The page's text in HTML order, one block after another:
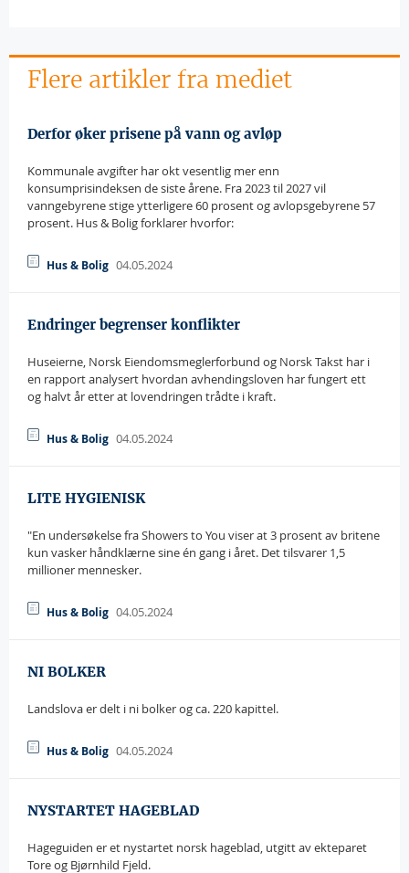
Flere artikler fra mediet
Derfor øker prisene på vann og avløp
Kommunale avgifter har okt vesentlig mer enn
konsumprisindeksen de siste årene. Fra 2023 til 2027 vil
vanngebyrene stige ytterligere 60 prosent og avlopsgebyrene 57
prosent. Hus & Bolig forklarer hvorfor:
Hus & Bolig 04.05.2024
Endringer begrenser konflikter
Huseierne, Norsk Eiendomsmeglerforbund og Norsk Takst har i
en rapport analysert hvordan avhendingsloven har fungert ett
og halvt år etter at lovendringen trådte i kraft.
Hus & Bolig 04.05.2024
LITE HYGIENISK
"En undersøkelse fra Showers to You viser at 3 prosent av britene
kun vasker håndklærne sine én gang i året. Det tilsvarer 1,5
millioner mennesker.
Hus & Bolig 04.05.2024
NI BOLKER
Landslova er delt i ni bolker og ca. 220 kapittel.
Hus & Bolig 04.05.2024
NYSTARTET HAGEBLAD
Hageguiden er et nystartet norsk hageblad, utgitt av ekteparet
Tore og Bjørnhild Fjeld.